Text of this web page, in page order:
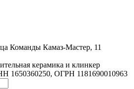
Команды Камаз-Мастер, 11
керамика и клинкер
1650360250, ОГРН 1181690010963